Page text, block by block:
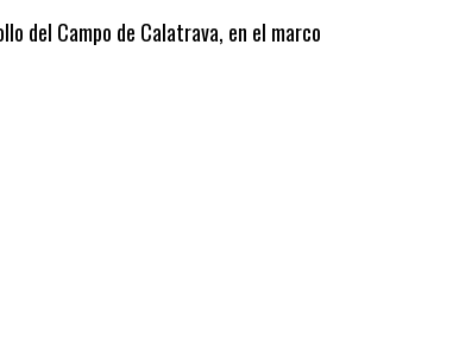
del Campo de Calatrava, en el marco